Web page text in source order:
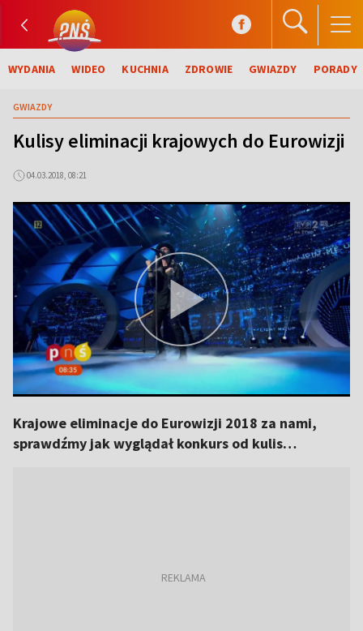
WYDANIA WIDEO KUCHNIA ZDROWIE GWIAZDY PORADY
GWIAZDY
Kulisy eliminacji krajowych do Eurowizji
04.03.2018, 08:21
Krajowe eliminacje do Eurowizji 2018 za nami,
sprawdźmy jak wyglądał konkurs od kulis…